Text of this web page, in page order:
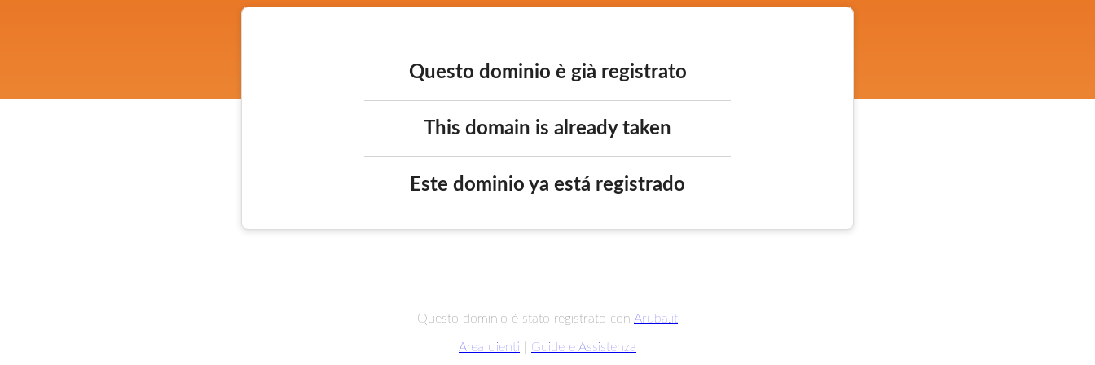
Questo dominio è già registrato
This domain is already taken
Este dominio ya está registrado
Questo dominio è stato registrato con Aruba.it
Area clienti Guide e Assistenza